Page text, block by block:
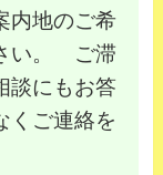
内地のご希
い。 ご滞
談にもお答
くご連絡を